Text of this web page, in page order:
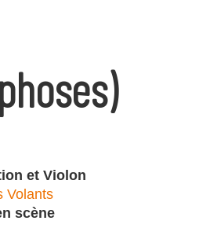
et Violon
Volants
scène